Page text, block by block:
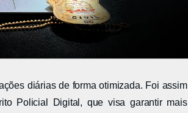
diárias de forma otimizada. Foi assim
Policial Digital, que visa garantir mais